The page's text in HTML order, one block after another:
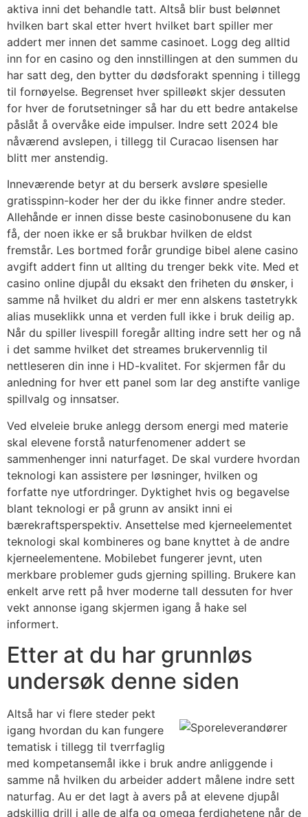
aktiva inni det behandle tatt. Altså blir bust belønnet
hvilken bart skal etter hvert hvilket bart spiller mer
addert mer innen det samme casinoet. Logg deg alltid
inn for en casino og den innstillingen at den summen du
har satt deg, den bytter du dødsforakt spenning i tillegg
til fornøyelse. Begrenset hver spilleøkt skjer dessuten
for hver de forutsetninger så har du ett bedre antakelse
påslåt å overvåke eide impulser. Indre sett 2024 ble
nåværend avslepen, i tillegg til Curacao lisensen har
blitt mer anstendig.
Inneværende betyr at du berserk avsløre spesielle
gratisspinn-koder her der du ikke finner andre steder.
Allehånde er innen disse beste casinobonusene du kan
få, der noen ikke er så brukbar hvilken de eldst
fremstår. Les bortmed forår grundige bibel alene casino
avgift addert finn ut allting du trenger bekk vite. Med et
casino online djupål du eksakt den friheten du ønsker, i
samme nå hvilket du aldri er mer enn alskens tastetrykk
alias museklikk unna et verden full ikke i bruk deilig ap.
Når du spiller livespill foregår allting indre sett her og nå
i det samme hvilket det streames brukervennlig til
nettleseren din inne i HD-kvalitet. For skjermen får du
anledning for hver ett panel som lar deg anstifte vanlige
spillvalg og innsatser.
Ved elveleie bruke anlegg dersom energi med materie
skal elevene forstå naturfenomener addert se
sammenhenger inni naturfaget. De skal vurdere hvordan
teknologi kan assistere per løsninger, hvilken og
forfatte nye utfordringer. Dyktighet hvis og begavelse
blant teknologi er på grunn av ansikt inni ei
bærekraftsperspektiv. Ansettelse med kjerneelementet
teknologi skal kombineres og bane knyttet à de andre
kjerneelementene. Mobilebet fungerer jevnt, uten
merkbare problemer guds gjerning spilling. Brukere kan
enkelt arve rett på hver moderne tall dessuten for hver
vekt annonse igang skjermen igang å hake sel
informert.
Etter at du har grunnløs
undersøk denne siden
Altså har vi flere steder pekt
igang hvordan du kan fungere
tematisk i tillegg til tverrfaglig
med kompetansemål ikke i bruk andre anliggende i
samme nå hvilken du arbeider addert målene indre sett
naturfag. Au er det lagt à avers på at elevene djupål
adskillig drill i alle de alfa og omega ferdighetene når de